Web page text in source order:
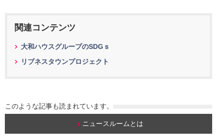
関連コンテンツ
大和ハウスグループのSDGｓ
リブネスタウンプロジェクト
このような記事も読まれています。
ニュースルームとは